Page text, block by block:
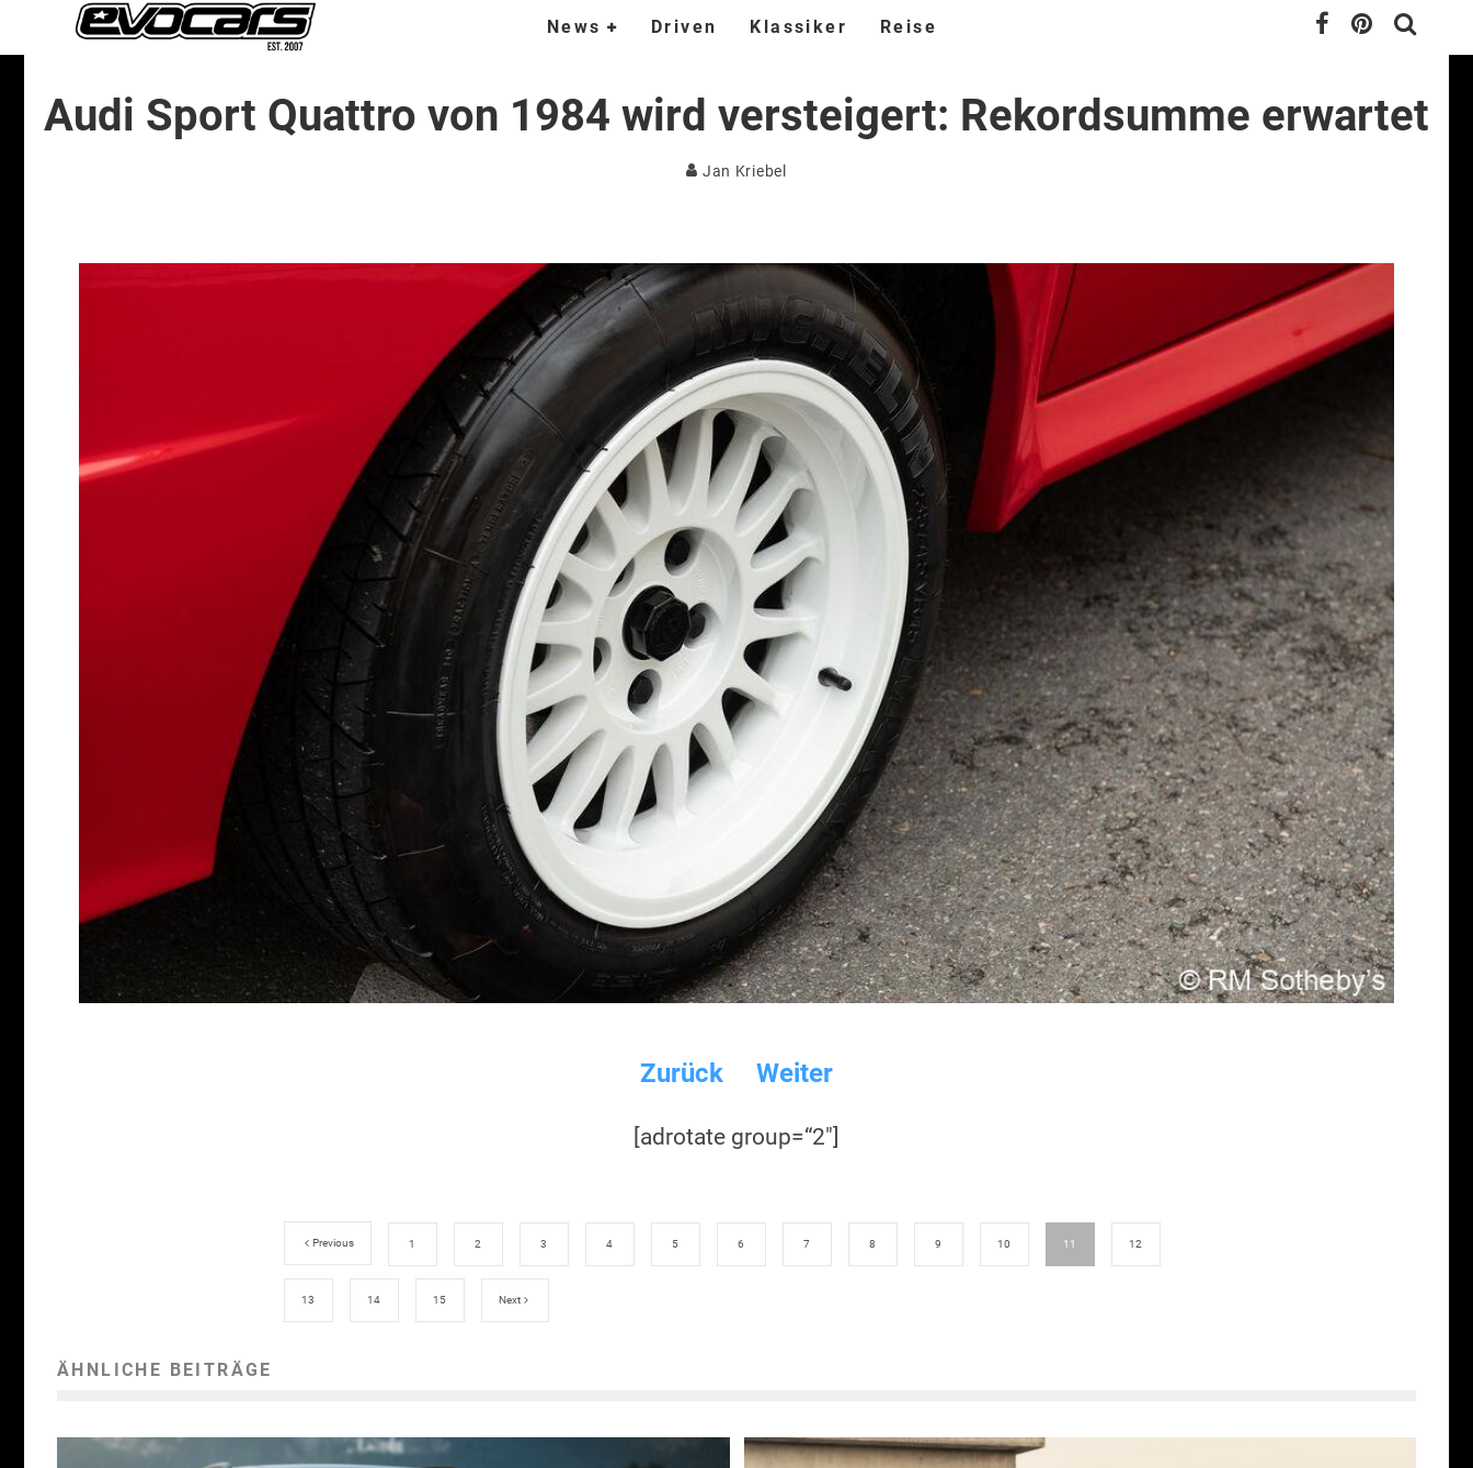
News Driven Klassiker Reise
Audi Sport Quattro von 1984 wird versteigert: Rekordsumme erwartet
Jan Kriebel
Zurück Weiter
[adrotate group=“2″]
Previous 1 2 3 4 5 6 7 8 9 10 11 12
13 14 15 Next
ÄHNLICHE BEITRÄGE